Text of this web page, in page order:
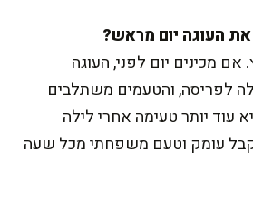
מכינים יום לפני, העוגה
לפריסה, והטעמים משתלבים
עוד יותר טעימה אחרי לילה
עומק וטעם משפחתי מכל שעה